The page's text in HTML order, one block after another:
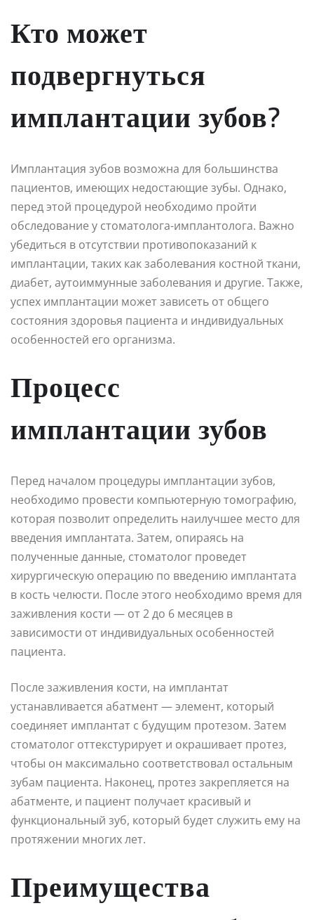
Кто может
подвергнуться
имплантации зубов?
Имплантация зубов возможна для большинства
пациентов, имеющих недостающие зубы. Однако,
перед этой процедурой необходимо пройти
обследование у стоматолога-имплантолога. Важно
убедиться в отсутствии противопоказаний к
имплантации, таких как заболевания костной ткани,
диабет, аутоиммунные заболевания и другие. Также,
успех имплантации может зависеть от общего
состояния здоровья пациента и индивидуальных
особенностей его организма.
Процесс
имплантации зубов
Перед началом процедуры имплантации зубов,
необходимо провести компьютерную томографию,
которая позволит определить наилучшее место для
введения имплантата. Затем, опираясь на
полученные данные, стоматолог проведет
хирургическую операцию по введению имплантата
в кость челюсти. После этого необходимо время для
заживления кости — от 2 до 6 месяцев в
зависимости от индивидуальных особенностей
пациента.
После заживления кости, на имплантат
устанавливается абатмент — элемент, который
соединяет имплантат с будущим протезом. Затем
стоматолог оттекстурирует и окрашивает протез,
чтобы он максимально соответствовал остальным
зубам пациента. Наконец, протез закрепляется на
абатменте, и пациент получает красивый и
функциональный зуб, который будет служить ему на
протяжении многих лет.
Преимущества